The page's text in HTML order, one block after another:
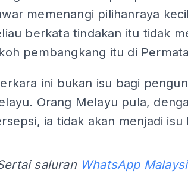
memenangi pilihanraya
berkata tindakan itu tidak
pembangkang itu di
ini bukan isu bagi
Orang Melayu pula,
ia tidak akan menjadi isu
saluran WhatsApp